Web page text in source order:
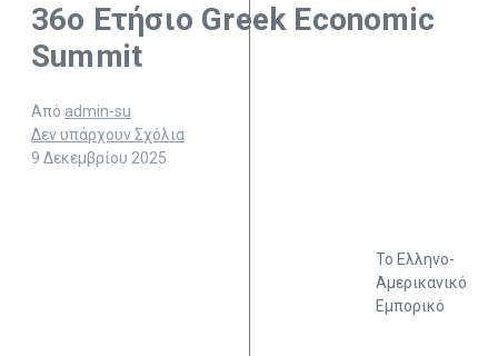
36ο Ετήσιο Greek Economic
Summit
Από admin-su
Δεν υπάρχουν Σχόλια
9 Δεκεμβρίου 2025
Το Ελληνο-
Αμερικανικό
Εμπορικό